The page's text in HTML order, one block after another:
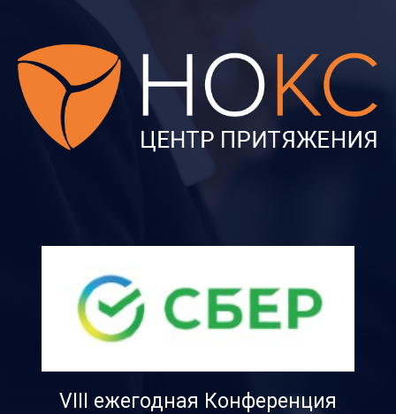
VIII ежегодная Конференция